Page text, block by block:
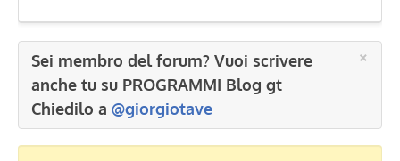
×
Sei membro del forum? Vuoi scrivere
anche tu su PROGRAMMI Blog gt
Chiedilo a @giorgiotave